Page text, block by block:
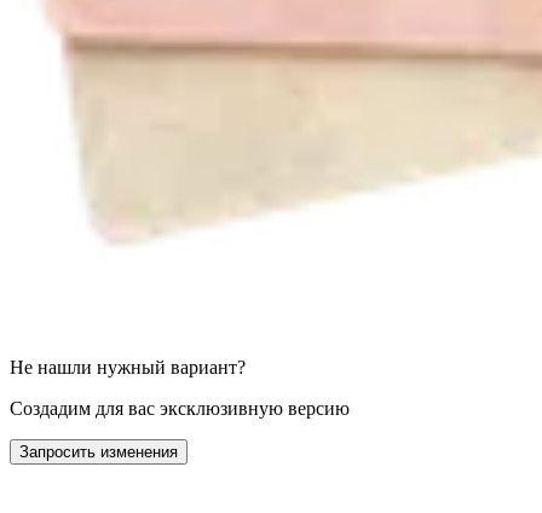
Не нашли нужный вариант?
Создадим для вас эксклюзивную версию
Запросить изменения